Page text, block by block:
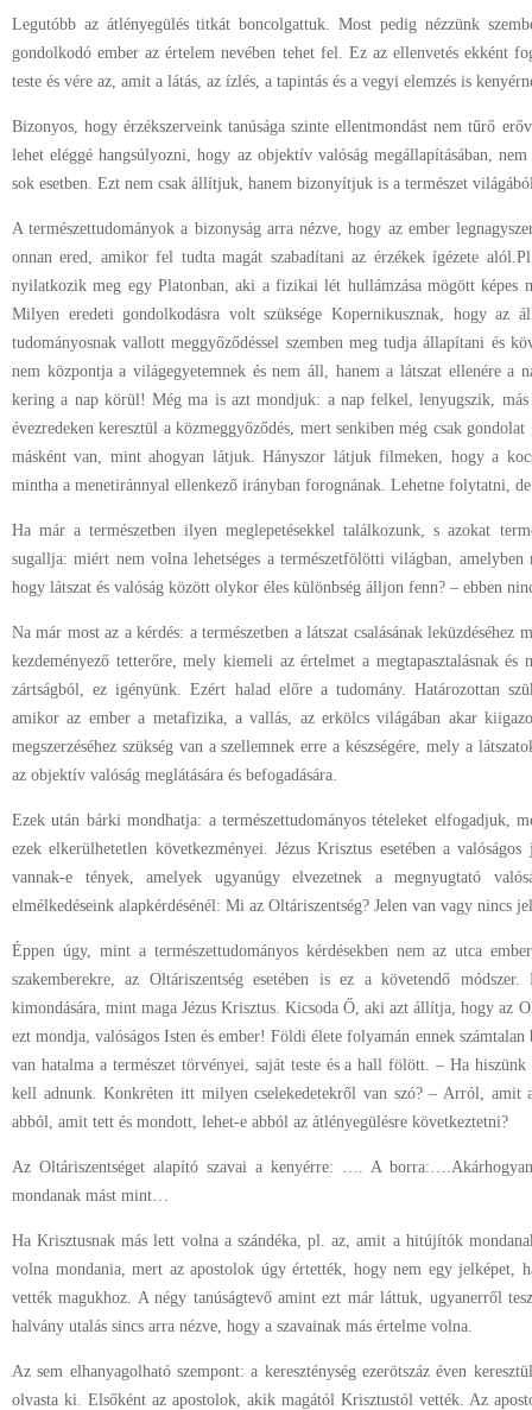
Legutóbb az átlényegülés titkát boncolgattuk. Most pedig nézzünk
gondolkodó ember az értelem nevében tehet fel. Ez az ellenvetés ekként
teste és vére az, amit a látás, az ízlés, a tapintás és a vegyi elemzés is
Bizonyos, hogy érzékszerveink tanúsága szinte ellentmondást nem tűrő
lehet eléggé hangsúlyozni, hogy az objektív valóság megállapításában,
sok esetben. Ezt nem csak állítjuk, hanem bizonyítjuk is a természet
A természettudományok a bizonyság arra nézve, hogy az ember
onnan ered, amikor fel tudta magát szabadítani az érzékek ígézete
nyilatkozik meg egy Platonban, aki a fizikai lét hullámzása mögött képes
Milyen eredeti gondolkodásra volt szüksége Kopernikusznak, hogy az
tudományosnak vallott meggyőződéssel szemben meg tudja állapítani és
nem központja a világegyetemnek és nem áll, hanem a látszat ellenére
kering a nap körül! Még ma is azt mondjuk: a nap felkel, lenyugszik,
évezredeken keresztül a közmeggyőződés, mert senkiben még csak
másként van, mint ahogyan látjuk. Hányszor látjuk filmeken, hogy a
mintha a menetiránnyal ellenkező irányban forognának. Lehetne folytatni,
Ha már a természetben ilyen meglepetésekkel találkozunk, s azokat
sugallja: miért nem volna lehetséges a természetfölötti világban, amelyben
hogy látszat és valóság között olykor éles különbség álljon fenn? – ebben
Na már most az a kérdés: a természetben a látszat csalásának leküzdéséhez
kezdeményező tetterőre, mely kiemeli az értelmet a megtapasztalásnak és
zártságból, ez igényünk. Ezért halad előre a tudomány. Határozottan
amikor az ember a metafizika, a vallás, az erkölcs világában akar
megszerzéséhez szükség van a szellemnek erre a készségére, mely a
az objektív valóság meglátására és befogadására.
Ezek után bárki mondhatja: a természettudományos tételeket elfogadjuk,
ezek elkerülhetetlen következményei. Jézus Krisztus esetében a
vannak-e tények, amelyek ugyanúgy elvezetnek a megnyugtató
elmélkedéseink alapkérdésénél: Mi az Oltáriszentség? Jelen van vagy nincs
Éppen úgy, mint a természettudományos kérdésekben nem az utca
szakemberekre, az Oltáriszentség esetében is ez a követendő
kimondására, mint maga Jézus Krisztus. Kicsoda Ő, aki azt állítja, hogy az
ezt mondja, valóságos Isten és ember! Földi élete folyamán ennek
van hatalma a természet törvényei, saját teste és a hall fölött. – Ha
kell adnunk. Konkréten itt milyen cselekedetekről van szó? – Arról, amit
abból, amit tett és mondott, lehet-e abból az átlényegülésre következtetni?
Az Oltáriszentséget alapító szavai a kenyérre: …. A
mondanak mást mint…
Ha Krisztusnak más lett volna a szándéka, pl. az, amit a hitújítók
volna mondania, mert az apostolok úgy értették, hogy nem egy jelképet,
vették magukhoz. A négy tanúságtevő amint ezt már láttuk, ugyanerről
halvány utalás sincs arra nézve, hogy a szavainak más értelme volna.
Az sem elhanyagolható szempont: a kereszténység ezerötszáz éven
olvasta ki. Elsőként az apostolok, akik magától Krisztustól vették. Az